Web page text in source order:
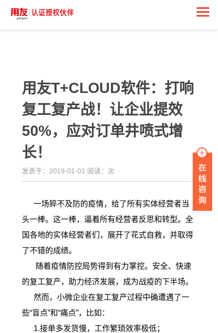
用友T+CLOUD软件：打响
复工复产战！让企业提效
50%，应对订单井喷式增
长！
发表于：2019-01-01 阅读： 次
一场猝不及防的疫情，给了所有实体经营者当
头一棒。这一棒，逼着所有经营者反思和转型。全
国各地的实体经营者们，展开了花式自救，并取得
了不错的成绩。
随着疫情防控局势得到有力掌控。安全、快速
的复工复产，助力经济发展，成为战疫的下半场。
然而，小微企业在复工复产过程中确遭遇了一
些“盲点”和“痛点”，比如：
1.接单多发货慢，工作繁琐效率极低；